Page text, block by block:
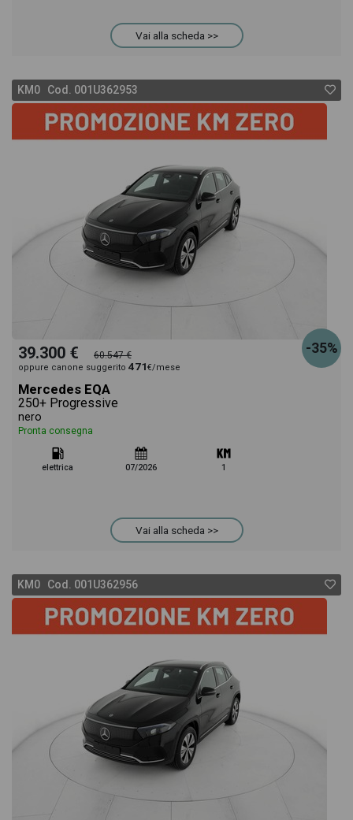
Vai alla scheda >>
KM0 Cod. 001U362953
-35%
39.300 € 60.547 €
oppure canone suggerito 471€/mese
Mercedes EQA
250+ Progressive
nero
Pronta consegna
elettrica 07/2026 1
Vai alla scheda >>
KM0 Cod. 001U362956